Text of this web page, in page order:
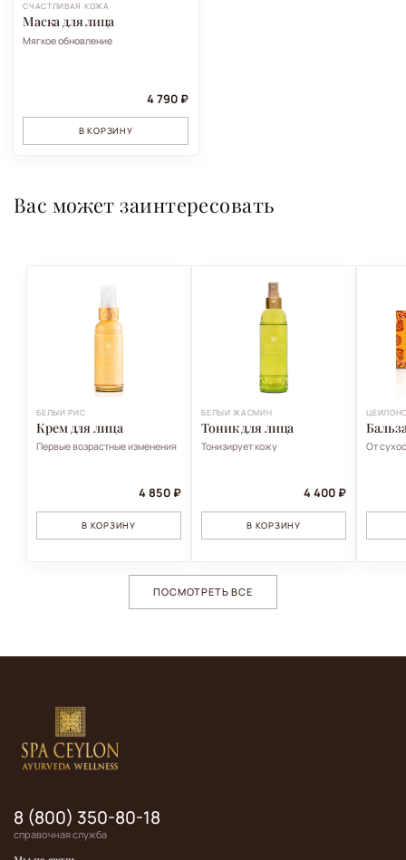
СЧАСТЛИВАЯ КОЖА
Маска для лица
Мягкое обновление
4 790 ₽
В КОРЗИНУ
Вас может заинтересовать
БЕЛЫЙ РИС
Крем для лица
Первые возрастные изменения
4 850 ₽
В КОРЗИНУ
БЕЛЫЙ ЖАСМИН
Тоник для лица
Тонизирует кожу
4 400 ₽
В КОРЗИНУ
От
ПОСМОТРЕТЬ ВСЕ
8 (800) 350-80-18
справочная служба